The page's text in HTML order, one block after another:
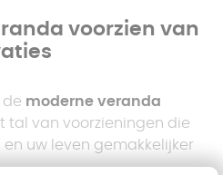
voorzien van
de moderne veranda
tal van voorzieningen die
uw leven gemakkelijker